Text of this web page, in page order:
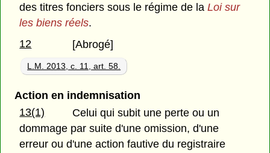
des titres fonciers sous le régime de laLoi sur
les biens réels.
12
[Abrogé]
L.M. 2013, c. 11, art. 58.
Action en indemnisation
13(1)
Celui qui subit une perte ou un
dommage par suite d'une omission, d'une
erreur ou d'une action fautive du registraire